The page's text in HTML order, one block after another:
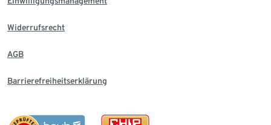
Widerrufsrecht
AGB
Barrierefreiheitserklärung